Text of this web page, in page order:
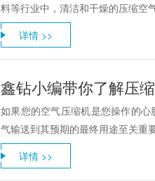
料等行业中，清洁和干燥的压缩空
详情 >>
鑫钻小编带你了解压
如果您的空气压缩机是您操作的
气输送到其预期的最终用途至关重
详情 >>